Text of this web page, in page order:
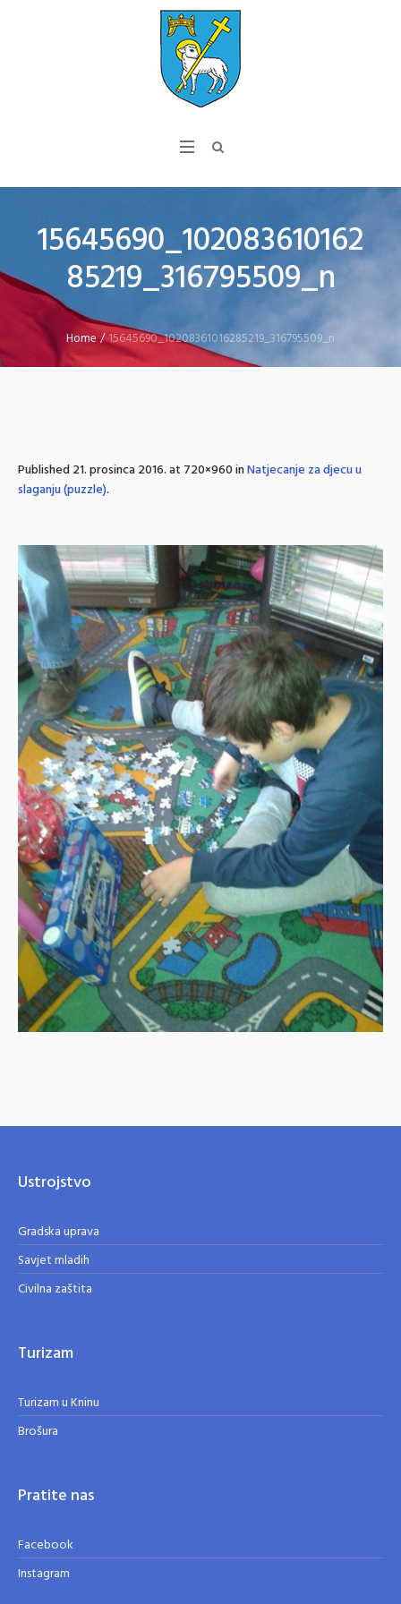
15645690_102083610162
85219_316795509_n
Home /15645690_10208361016285219_316795509_n
Published21. prosinca 2016.at 720×960 inNatjecanje za djecu u
slaganju (puzzle).
Ustrojstvo
Gradska uprava
Savjet mladih
Civilna zaštita
Turizam
Turizam u Kninu
Brošura
Pratite nas
Facebook
Instagram